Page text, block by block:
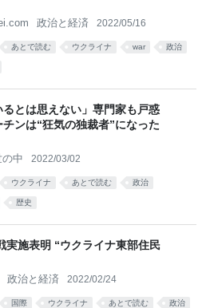
政治と経済 2022/05/16
あとで読む ウクライナ war 政治
るとは思えない」専門家も戸惑
ンは“狂気の独裁者”になった
の中 2022/03/02
ウクライナ あとで読む 政治
歴史
実施表明 “ウクライナ東部住民
政治と経済 2022/02/24
国際 ウクライナ あとで読む 政治